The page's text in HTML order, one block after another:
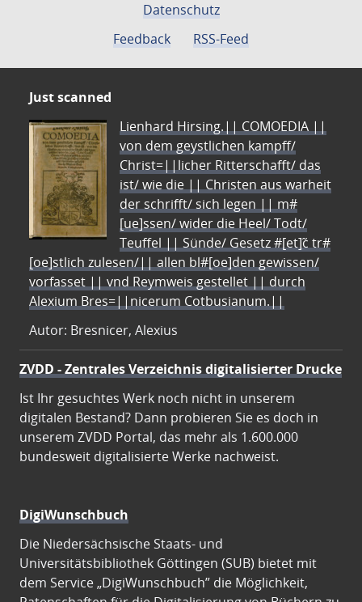
Datenschutz
Feedback
RSS-Feed
Just scanned
Lienhard Hirsing.|| COMOEDIA ||
von dem geystlichen kampff/
Christ=||licher Ritterschafft/ das
ist/ wie die || Christen aus warheit
der schrifft/ sich legen || m#
[ue]ssen/ wider die Heel/ Todt/
Teuffel || Sünde/ Gesetz #[et]c̃ tr#
[oe]stlich zulesen/|| allen bl#[oe]den gewissen/
vorfasset || vnd Reymweis gestellet || durch
Alexium Bres=||nicerum Cotbusianum.||
Autor: Bresnicer, Alexius
ZVDD - Zentrales Verzeichnis digitalisierter Drucke
Ist Ihr gesuchtes Werk noch nicht in unserem
digitalen Bestand? Dann probieren Sie es doch in
unserem ZVDD Portal, das mehr als 1.600.000
bundesweit digitalisierte Werke nachweist.
DigiWunschbuch
Die Niedersächsische Staats- und
Universitätsbibliothek Göttingen (SUB) bietet mit
dem Service „DigiWunschbuch” die Möglichkeit,